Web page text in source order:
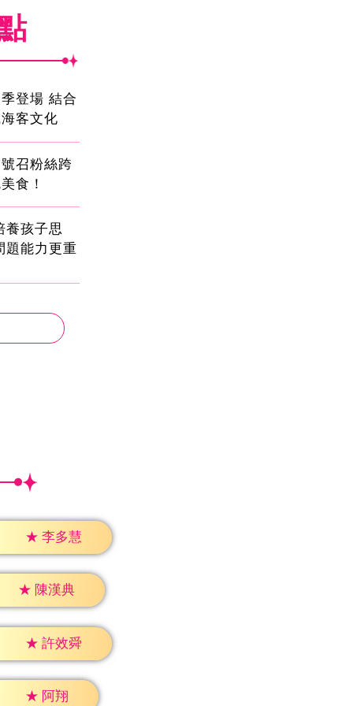
登場 結合
客文化
召粉絲跨
食！
養孩子思
題能力更重
★ 李多慧
★ 陳漢典
★ 許效舜
★ 阿翔